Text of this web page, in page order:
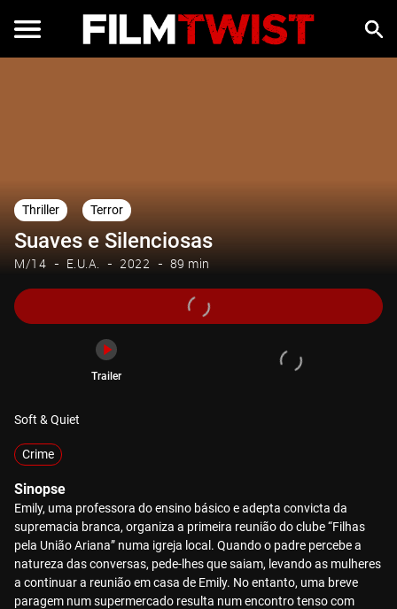
Thriller Terror
Suaves e Silenciosas
M/14 E.U.A. 2022 89 min
Trailer
Soft & Quiet
Crime
Sinopse
Emily, uma professora do ensino básico e adepta convicta da
supremacia branca, organiza a primeira reunião do clube “Filhas
pela União Ariana” numa igreja local. Quando o padre percebe a
natureza das conversas, pede-lhes que saiam, levando as mulheres
a continuar a reunião em casa de Emily. No entanto, uma breve
paragem num supermercado resulta num encontro tenso com